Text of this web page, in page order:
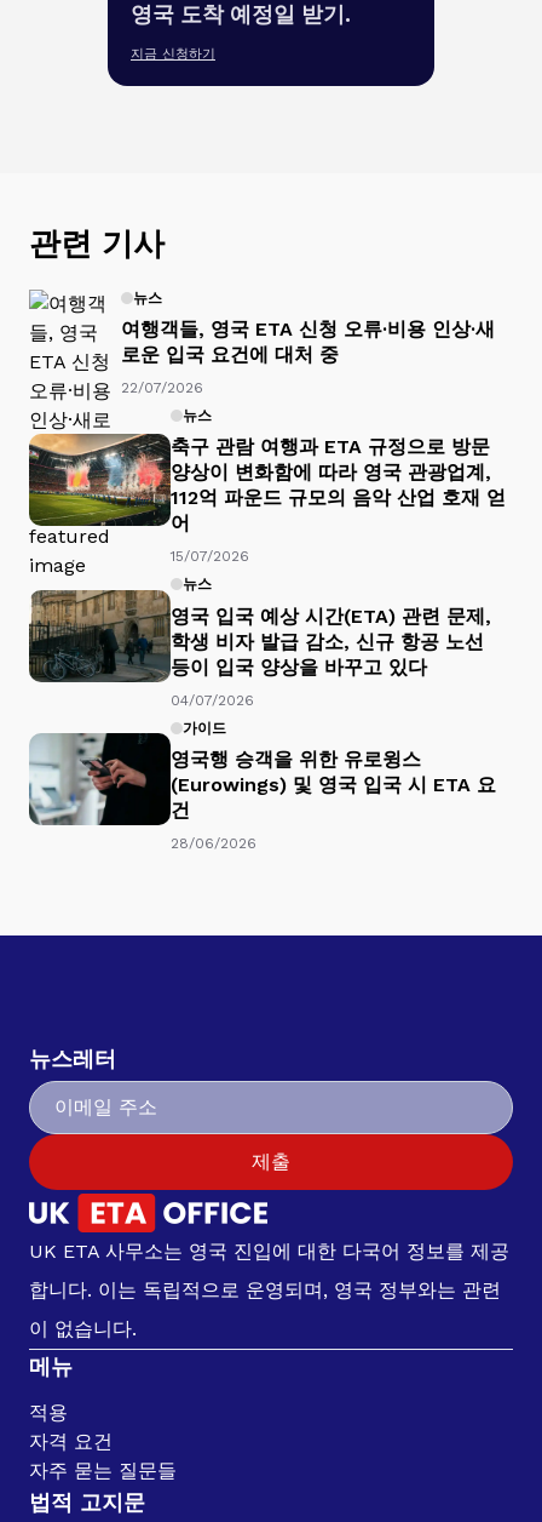
영국 도착 예정일 받기.
지금 신청하기
관련 기사
뉴스
여행객들, 영국 ETA 신청 오류·비용 인상·새
로운 입국 요건에 대처 중
22/07/2026
뉴스
축구 관람 여행과 ETA 규정으로 방문
양상이 변화함에 따라 영국 관광업계,
112억 파운드 규모의 음악 산업 호재 얻
어
15/07/2026
뉴스
영국 입국 예상 시간(ETA) 관련 문제,
학생 비자 발급 감소, 신규 항공 노선
등이 입국 양상을 바꾸고 있다
04/07/2026
가이드
영국행 승객을 위한 유로윙스
(Eurowings) 및 영국 입국 시 ETA 요
건
28/06/2026
뉴스레터
제출
UK ETA 사무소는 영국 진입에 대한 다국어 정보를 제공
합니다. 이는 독립적으로 운영되며, 영국 정부와는 관련
이 없습니다.
메뉴
적용
자격 요건
자주 묻는 질문들
법적 고지문